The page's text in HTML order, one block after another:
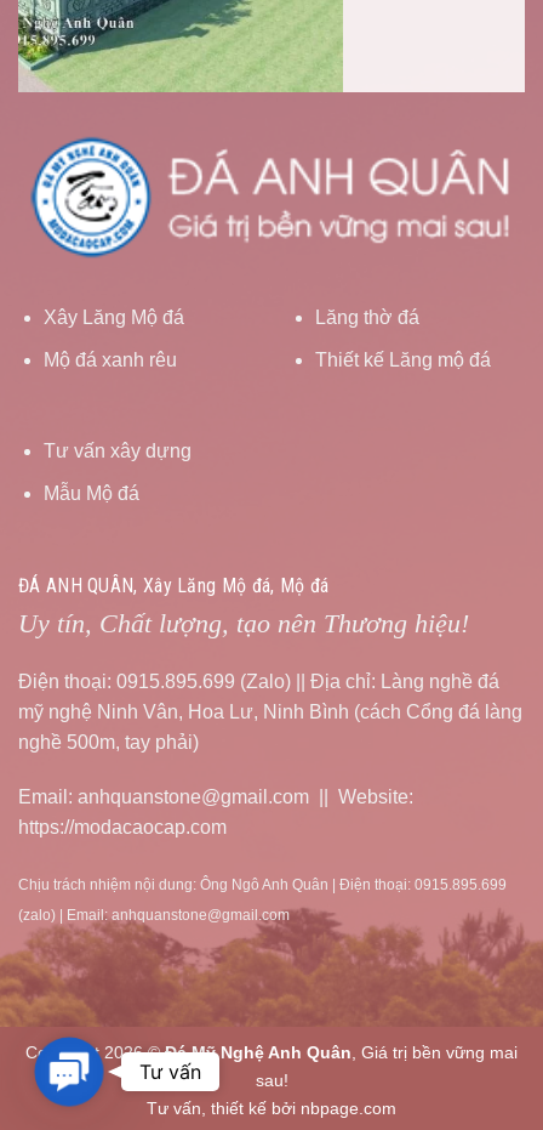
Xây Lăng Mộ đá
Mộ đá xanh rêu
Lăng thờ đá
Thiết kế Lăng mộ đá
Tư vấn xây dựng
Mẫu Mộ đá
ĐÁ ANH QUÂN, Xây Lăng Mộ đá, Mộ đá
Uy tín, Chất lượng, tạo nên Thương hiệu!
Điện thoại: 0915.895.699 (Zalo) || Địa chỉ: Làng nghề đá
mỹ nghệ Ninh Vân, Hoa Lư, Ninh Bình (cách Cổng đá làng
nghề 500m, tay phải)
Email: anhquanstone@gmail.com || Website:
https://modacaocap.com
Chịu trách nhiệm nội dung: Ông Ngô Anh Quân | Điện thoại: 0915.895.699
(zalo) | Email: anhquanstone@gmail.com
Copyright 2026 ©Đá Mỹ Nghệ Anh Quân , Giá trị bền vững mai
sau!
Tư vấn, thiết kế bởi nbpage.com
Contact
Us
Tư vấn